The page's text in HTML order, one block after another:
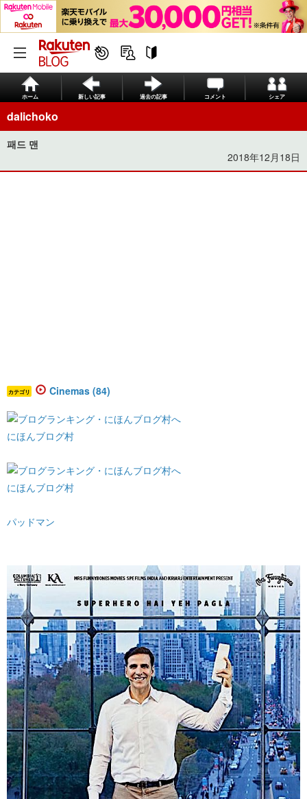
ホーム 新しい記事 過去の記事 コメント シェア
dalichoko
패드 맨
2018年12月18日
カテゴリ Cinemas (84)
にほんブログ村
にほんブログ村
パッドマン